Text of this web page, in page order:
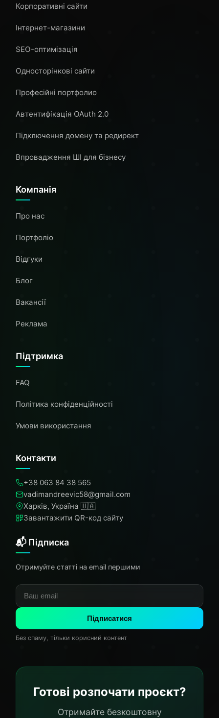
Корпоративні сайти
Інтернет-магазини
SEO-оптимізація
Односторінкові сайти
Професійні портфолио
Автентифікація OAuth 2.0
Підключення домену та редирект
Впровадження ШІ для бізнесу
Компанія
Про нас
Портфоліо
Відгуки
Блог
Вакансії
Реклама
Підтримка
FAQ
Політика конфіденційності
Умови використання
Контакти
+38 063 84 38 565
vadimandreevic58@gmail.com
Харків, Україна 🇺🇦
Завантажити QR-код сайту
📬 Підписка
Отримуйте статті на email першими
Підписатися
Без спаму, тільки корисний контент
Готові розпочати проєкт?
Отримайте безкоштовну